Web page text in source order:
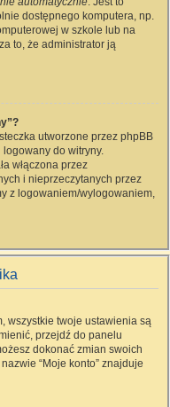
dostępnego komputera, np.
w szkole lub na
to, że administrator ją
utworzone przez phpBB
do witryny.
włączona przez
i nieprzeczytanych przez
z logowaniem/wylogowaniem,
wszystkie twoje ustawienia są
przejdź do panelu
dokonać zmian swoich
“Moje konto” znajduje